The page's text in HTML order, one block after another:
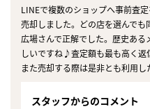
LINEで複数のショップへ事前査
売却しました。どの店を選んで
広場さんで正解でした。歴史あ
しいですね♪査定額も最も高く返
また売却する際は是非とも利用し
スタッフからのコメント